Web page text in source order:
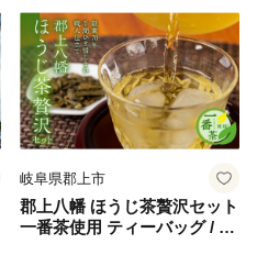
保存 送料無料 岐阜県 郡上市
岐阜県郡上市
郡上八幡 ほうじ茶贅沢セット
一番茶使用 ティーバッグ / 水